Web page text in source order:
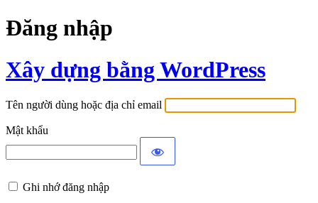
Đăng nhập
Xây dựng bằng WordPress
Tên người dùng hoặc địa chỉ email
Mật khẩu
Ghi nhớ đăng nhập